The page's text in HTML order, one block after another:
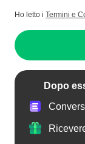
Ho letto i Termini e
Dopo